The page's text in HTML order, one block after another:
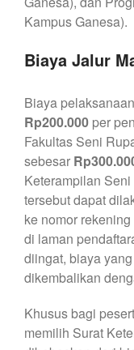
Kampus Ganesa).
Biaya Jalur
Biaya
Rp200.000 per
Fakultas Seni
sebesar
Keterampilan
tersebut dapat
ke nomor
di laman
diingat, biaya
dikembalikan
Khusus bagi
memilih Surat